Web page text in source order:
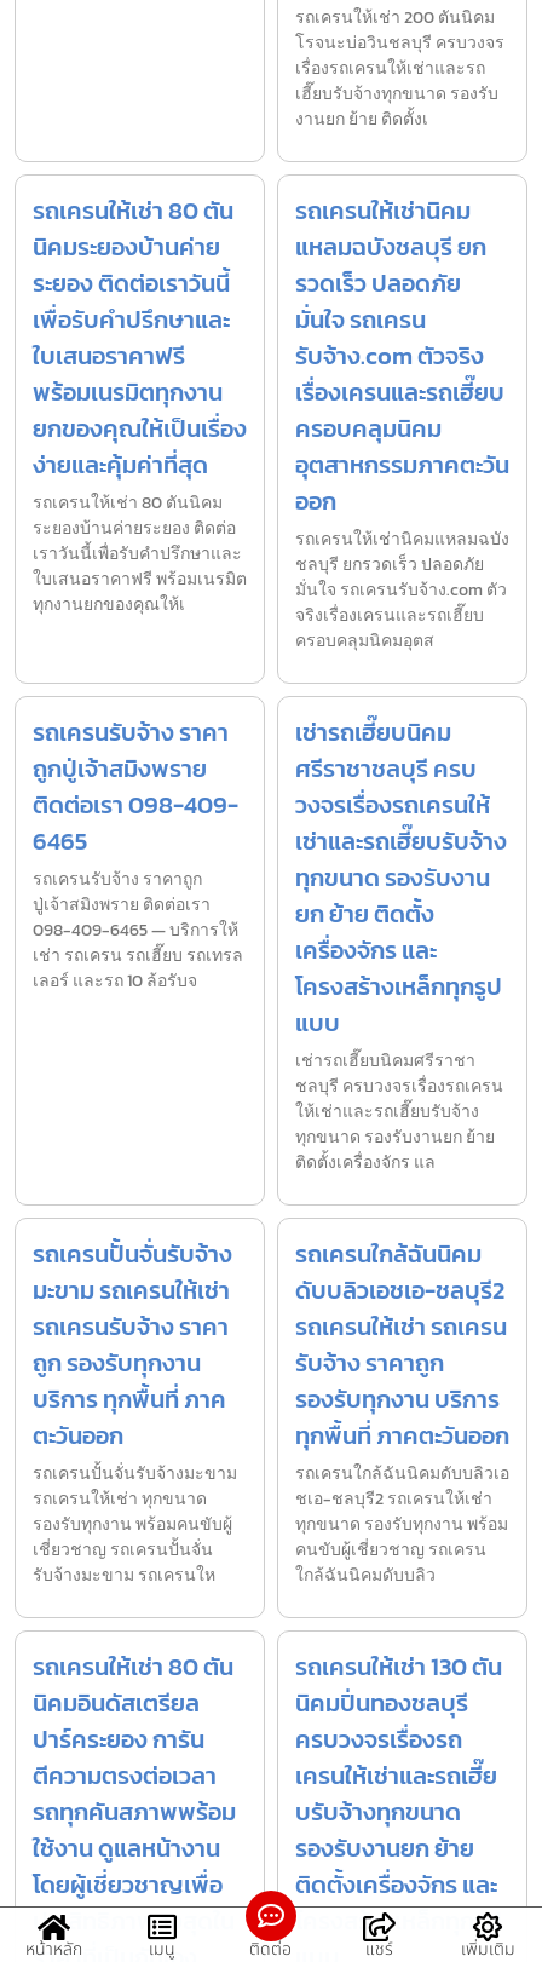
รถเครนให้เช่า 200 ตันนิคม
โรจนะบ่อวินชลบุรี ครบวงจร
เรื่องรถเครนให้เช่าและรถ
เฮี๊ยบรับจ้างทุกขนาด รองรับ
งานยก ย้าย ติดตั้งเ
รถเครนให้เช่า 80 ตัน
นิคมระยองบ้านค่าย
ระยอง ติดต่อเราวันนี้
เพื่อรับคำปรึกษาและ
ใบเสนอราคาฟรี
พร้อมเนรมิตทุกงาน
ยกของคุณให้เป็นเรื่อง
ง่ายและคุ้มค่าที่สุด
รถเครนให้เช่า 80 ตันนิคม
ระยองบ้านค่ายระยอง ติดต่อ
เราวันนี้เพื่อรับคำปรึกษาและ
ใบเสนอราคาฟรี พร้อมเนรมิต
ทุกงานยกของคุณให้เ
รถเครนให้เช่านิคม
แหลมฉบังชลบุรี ยก
รวดเร็ว ปลอดภัย
มั่นใจ รถเครน
รับจ้าง.com ตัวจริง
เรื่องเครนและรถเฮี๊ยบ
ครอบคลุมนิคม
อุตสาหกรรมภาคตะวัน
ออก
รถเครนให้เช่านิคมแหลมฉบัง
ชลบุรี ยกรวดเร็ว ปลอดภัย
มั่นใจ รถเครนรับจ้าง.com ตัว
จริงเรื่องเครนและรถเฮี๊ยบ
ครอบคลุมนิคมอุตส
รถเครนรับจ้าง ราคา
ถูกปู่เจ้าสมิงพราย
ติดต่อเรา 098-409-
6465
รถเครนรับจ้าง ราคาถูก
ปู่เจ้าสมิงพราย ติดต่อเรา
098-409-6465 — บริการให้
เช่า รถเครน รถเฮี๊ยบ รถเทรล
เลอร์ และรถ 10 ล้อรับจ
เช่ารถเฮี๊ยบนิคม
ศรีราชาชลบุรี ครบ
วงจรเรื่องรถเครนให้
เช่าและรถเฮี๊ยบรับจ้าง
ทุกขนาด รองรับงาน
ยก ย้าย ติดตั้ง
เครื่องจักร และ
โครงสร้างเหล็กทุกรูป
แบบ
เช่ารถเฮี๊ยบนิคมศรีราชา
ชลบุรี ครบวงจรเรื่องรถเครน
ให้เช่าและรถเฮี๊ยบรับจ้าง
ทุกขนาด รองรับงานยก ย้าย
ติดตั้งเครื่องจักร แล
รถเครนปั้นจั่นรับจ้าง
มะขาม รถเครนให้เช่า
รถเครนรับจ้าง ราคา
ถูก รองรับทุกงาน
บริการ ทุกพื้นที่ ภาค
ตะวันออก
รถเครนปั้นจั่นรับจ้างมะขาม
รถเครนให้เช่า ทุกขนาด
รองรับทุกงาน พร้อมคนขับผู้
เชี่ยวชาญ รถเครนปั้นจั่น
รับจ้างมะขาม รถเครนให
รถเครนใกล้ฉันนิคม
ดับบลิวเอชเอ-ชลบุรี2
รถเครนให้เช่า รถเครน
รับจ้าง ราคาถูก
รองรับทุกงาน บริการ
ทุกพื้นที่ ภาคตะวันออก
รถเครนใกล้ฉันนิคมดับบลิวเอ
ชเอ-ชลบุรี2 รถเครนให้เช่า
ทุกขนาด รองรับทุกงาน พร้อม
คนขับผู้เชี่ยวชาญ รถเครน
ใกล้ฉันนิคมดับบลิว
รถเครนให้เช่า 80 ตัน
นิคมอินดัสเตรียล
ปาร์คระยอง การัน
ตีความตรงต่อเวลา
รถทุกคันสภาพพร้อม
ใช้งาน ดูแลหน้างาน
โดยผู้เชี่ยวชาญเพื่อ
ประสิทธิภาพสูงสุดใน
รถเครนให้เช่า 130 ตัน
นิคมปิ่นทองชลบุรี
ครบวงจรเรื่องรถ
เครนให้เช่าและรถเฮี๊ย
บรับจ้างทุกขนาด
รองรับงานยก ย้าย
ติดตั้งเครื่องจักร และ
โครงสร้างเหล็กทุกรูป
หน้าหลัก เมนู ติดต่อ แชร์ เพิ่มเติม